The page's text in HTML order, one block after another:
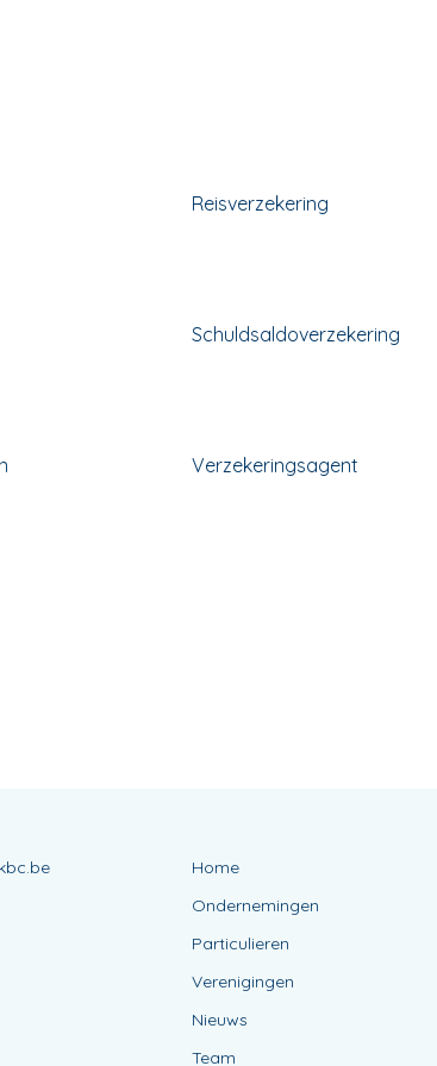
Reisverzekering
Schuldsaldoverzekering
Verzekeringsagent
Home
Ondernemingen
Particulieren
Verenigingen
Nieuws
Team